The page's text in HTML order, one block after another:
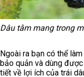
Dâu tằm mang trong
Ngoài ra bạn có thể
bảo quản và dùng
tiết về lợi ích của trái